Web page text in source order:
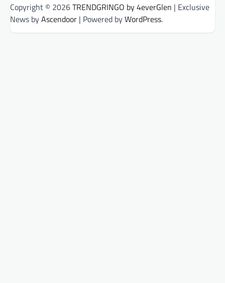
Copyright © 2026TRENDGRINGO by 4everGlen | Exclusive
News byAscendoor | Powered byWordPress.